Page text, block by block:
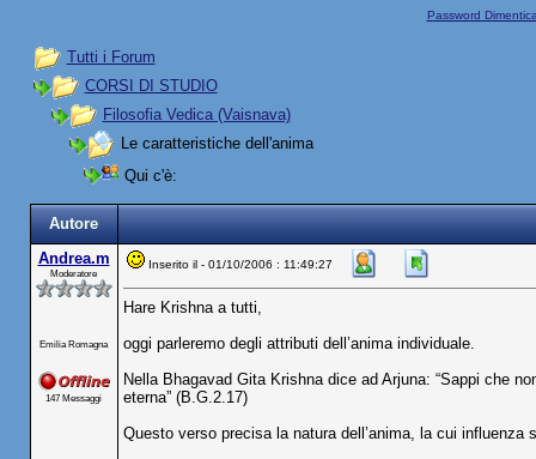
Password
Tutti i Forum
CORSI DI STUDIO
Filosofia Vedica (Vaisnava)
Le caratteristiche dell'anima
Qui c'è:
Autore
Andrea.m
Moderatore
Emilia Romagna
147 Messaggi
Inserito il - 01/10/2006 : 11:49:27
Hare Krishna a tutti,
oggi parleremo degli attributi dell’anima individuale.
Nella Bhagavad Gita Krishna dice ad Arjuna: “Sappi che
eterna” (B.G.2.17)
Questo verso precisa la natura dell’anima, la cui